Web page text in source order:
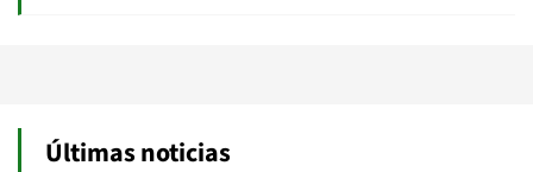
Últimas noticias